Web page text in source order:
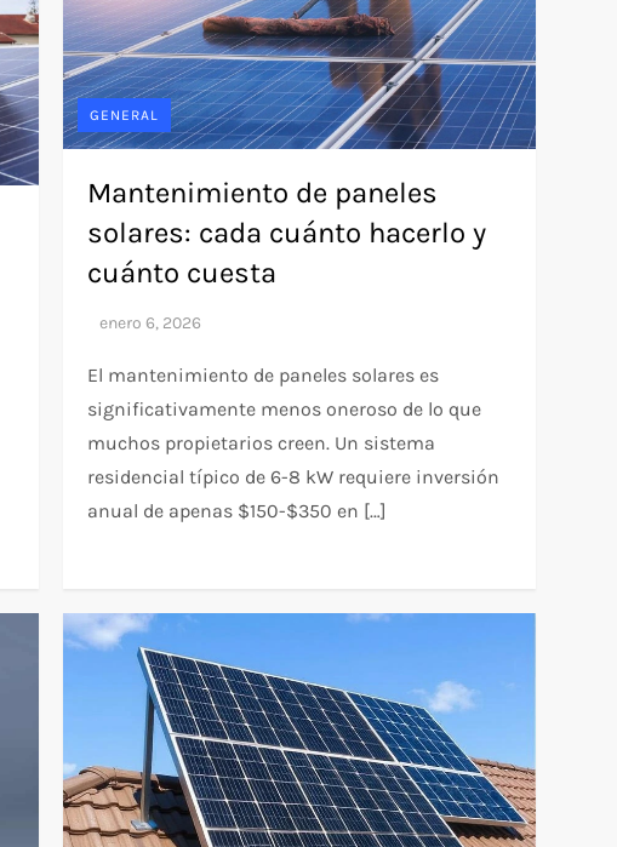
GENERAL
Mantenimiento de paneles
solares: cada cuánto hacerlo y
cuánto cuesta
El mantenimiento de paneles solares es
significativamente menos oneroso de lo que
muchos propietarios creen. Un sistema
residencial típico de 6-8 kW requiere inversión
anual de apenas $150-$350 en […]